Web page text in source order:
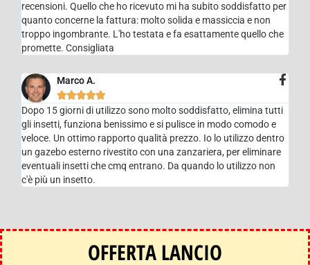
recensioni. Quello che ho ricevuto mi ha subito soddisfatto per
quanto concerne la fattura: molto solida e massiccia e non
troppo ingombrante. L'ho testata e fa esattamente quello che
promette. Consigliata
Marco A.

Dopo 15 giorni di utilizzo sono molto soddisfatto, elimina tutti
gli insetti, funziona benissimo e si pulisce in modo comodo e
veloce. Un ottimo rapporto qualità prezzo. Io lo utilizzo dentro
un gazebo esterno rivestito con una zanzariera, per eliminare
eventuali insetti che cmq entrano. Da quando lo utilizzo non
c'è più un insetto.
OFFERTA LANCIO